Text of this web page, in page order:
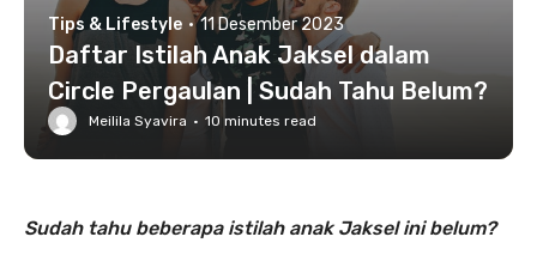
Tips & Lifestyle · 11 Desember 2023
Daftar Istilah Anak Jaksel dalam
Circle Pergaulan | Sudah Tahu Belum?
Meilila Syavira · 10 minutes read
Sudah tahu beberapa istilah anak Jaksel ini belum?